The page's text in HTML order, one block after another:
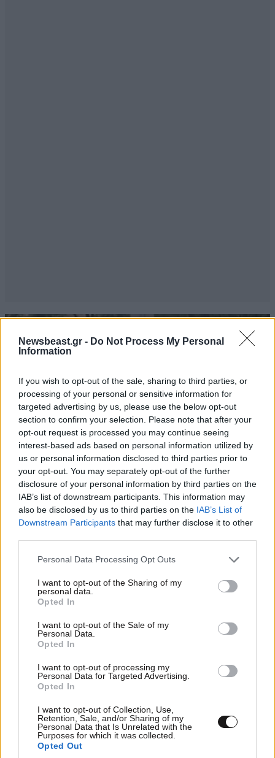
Newsbeast.gr - Do Not Process My Personal
Information
If you wish to opt-out of the sale, sharing to third parties, or
processing of your personal or sensitive information for
targeted advertising by us, please use the below opt-out
section to confirm your selection. Please note that after your
opt-out request is processed you may continue seeing
interest-based ads based on personal information utilized by
us or personal information disclosed to third parties prior to
your opt-out. You may separately opt-out of the further
disclosure of your personal information by third parties on the
IAB’s list of downstream participants. This information may
also be disclosed by us to third parties on the IAB’s List of
Downstream Participants that may further disclose it to other
Please note that this website/app uses one or more Google
not limited to your visit or usage behaviour. You may click to
grant or deny consent to Google and its third-party tags to
use your data for below specified purposes in below Google
consent section.
Personal Data Processing Opt Outs
I want to opt-out of the Sharing of my
personal data.
Opted In
I want to opt-out of the Sale of my
Personal Data.
Opted In
I want to opt-out of processing my
Personal Data for Targeted Advertising.
Opted In
I want to opt-out of Collection, Use,
Retention, Sale, and/or Sharing of my
Personal Data that Is Unrelated with the
Purposes for which it was collected.
Opted Out
LIFESTYLE3 ω. πριν
Ρίτσαρντ Γκιρ: Σάλος για τη διαφορά 48 ετών
με τη συμπρωταγωνίστριά του – «Θα μπορούσε
να είναι εγγονή του»
ΠΡΟΛΗΨΗ & ΘΕΡΑΠΕΙΑ